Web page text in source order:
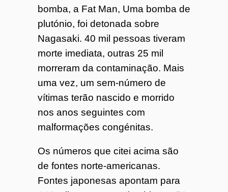
bomba, a Fat Man, Uma bomba de
plutónio, foi detonada sobre
Nagasaki. 40 mil pessoas tiveram
morte imediata, outras 25 mil
morreram da contaminação. Mais
uma vez, um sem-número de
vítimas terão nascido e morrido
nos anos seguintes com
malformações congénitas.
Os números que citei acima são
de fontes norte-americanas.
Fontes japonesas apontam para